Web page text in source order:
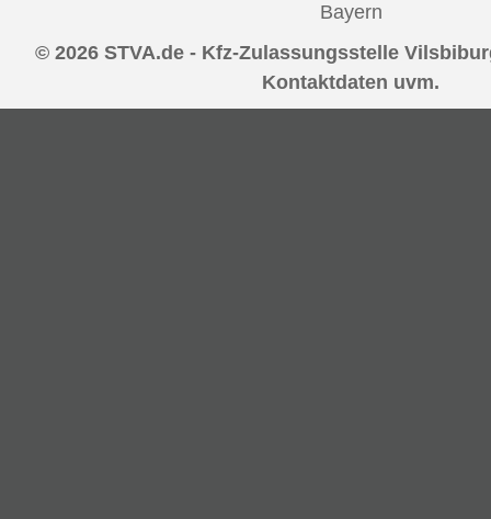
Bayern
© 2026 STVA.de - Kfz-Zulassungsstelle
Kontaktdaten uvm.